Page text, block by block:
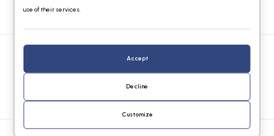
use of their services.
Accept
Decline
Customize